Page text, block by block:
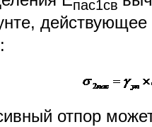
пас1св
отпор